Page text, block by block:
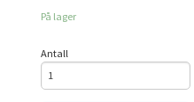
På lager
Antall